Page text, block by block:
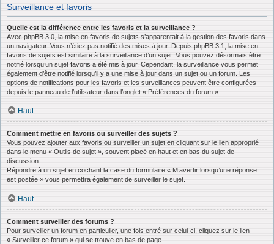
Surveillance et favoris
Quelle est la différence entre les favoris et la surveillance ?
Avec phpBB 3.0, la mise en favoris de sujets s’apparentait à la gestion des favoris dans
un navigateur. Vous n’étiez pas notifié des mises à jour. Depuis phpBB 3.1, la mise en
favoris de sujets est similaire à la surveillance d’un sujet. Vous pouvez désormais être
notifié lorsqu’un sujet favoris a été mis à jour. Cependant, la surveillance vous permet
également d’être notifié lorsqu’il y a une mise à jour dans un sujet ou un forum. Les
options de notifications pour les favoris et les surveillances peuvent être configurées
depuis le panneau de l’utilisateur dans l’onglet « Préférences du forum ».
Haut
Comment mettre en favoris ou surveiller des sujets ?
Vous pouvez ajouter aux favoris ou surveiller un sujet en cliquant sur le lien approprié
dans le menu « Outils de sujet », souvent placé en haut et en bas du sujet de
discussion.
Répondre à un sujet en cochant la case du formulaire « M’avertir lorsqu’une réponse
est postée » vous permettra également de surveiller le sujet.
Haut
Comment surveiller des forums ?
Pour surveiller un forum en particulier, une fois entré sur celui-ci, cliquez sur le lien
« Surveiller ce forum » qui se trouve en bas de page.